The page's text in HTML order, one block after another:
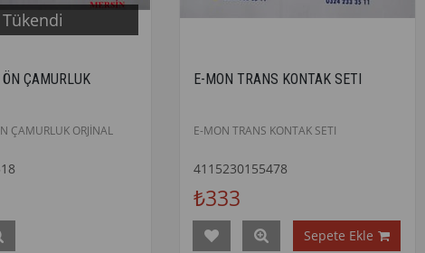
Tükendi
ÇAMURLUK
ÇAMURLUK ORJİNAL
E-MON TRANS KONTAK SETI
E-MON TRANS KONTAK SETI
4115230155478
₺333
Sepete Ekle